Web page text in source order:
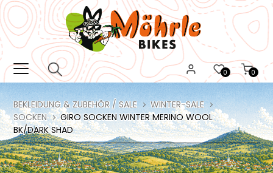
0
0
BEKLEIDUNG & ZUBEHÖR / SALE
WINTER-SALE
SOCKEN
GIRO SOCKEN WINTER MERINO WOOL
BK/DARK SHAD